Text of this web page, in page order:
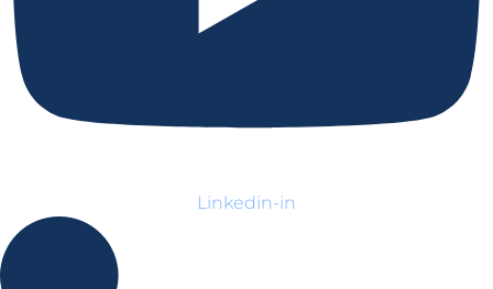
Linkedin-in